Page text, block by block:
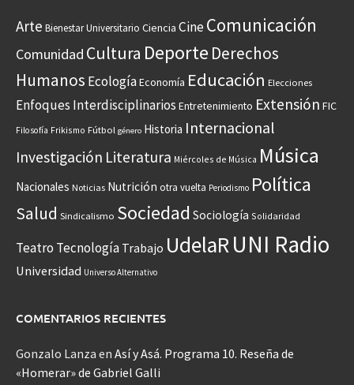
Arte Bienestar Universitario Ciencia CineComunicación
Comunidad Cultura Deporte Derechos
Humanos EcologíaEconomía Educación Elecciones
Enfoques Interdisciplinarios Entretenimiento Extensión FIC
Filosofía Frikismo Fútbol género Historia Internacional
Investigación Literatura Miércoles de Música Música
Nacionales Noticias Nutrición otra vuelta Periodismo Política
Salud Sindicalismo Sociedad Sociología Solidaridad
Teatro Tecnología Trabajo UdelaRUNI Radio
Universidad Universo Alternativo
COMENTARIOS RECIENTES
Gonzalo Lanza en Así y Asá. Programa 10. Reseña de
«Homerar» de Gabriel Galli